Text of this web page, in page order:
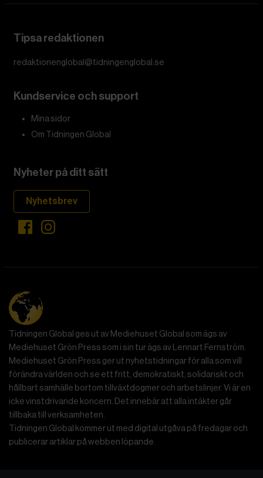
Tipsa redaktionen
redaktionenglobal@tidningenglobal.se
Kundservice och support
Mina sidor
Om Tidningen Global
Nyheter på ditt sätt
Nyhetsbrev
Tidningen Global ges ut av Mediehuset Global som ägs av
Mediehuset Grön Press som i sin tur ägs av Lennart Fernström.
Mediehuset Grön Press ger ut nyhetstidningar för alla som vill
förändra världen och se ett fritt, demokratiskt, solidariskt och
hållbart samhälle bortom tillväxtdogmer och arbetslinjer. Vi är en
icke vinstdrivande koncern. Det innebär att alla intäkter går
tillbaka till verksamheten.
Tidningen Global kommer ut med digital utgåva på fredagar och
publicerar artiklar på webben löpande.